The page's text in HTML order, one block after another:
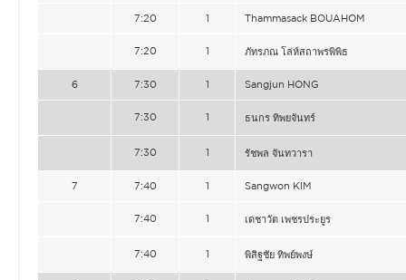
7:20 1 Thammasack BOUAHOM
7:20 1 ภัทรภณ โล่ห์สถาพรพิพิธ
6 7:30 1 Sangjun HONG
7:30 1 ธนกร ทิพยจันทร์
7:30 1 รัชพล จันทวารา
7 7:40 1 Sangwon KIM
7:40 1 เดชาวัต เพชรประยูร
7:40 1 พิสิฐชัย ทิพย์พงษ์